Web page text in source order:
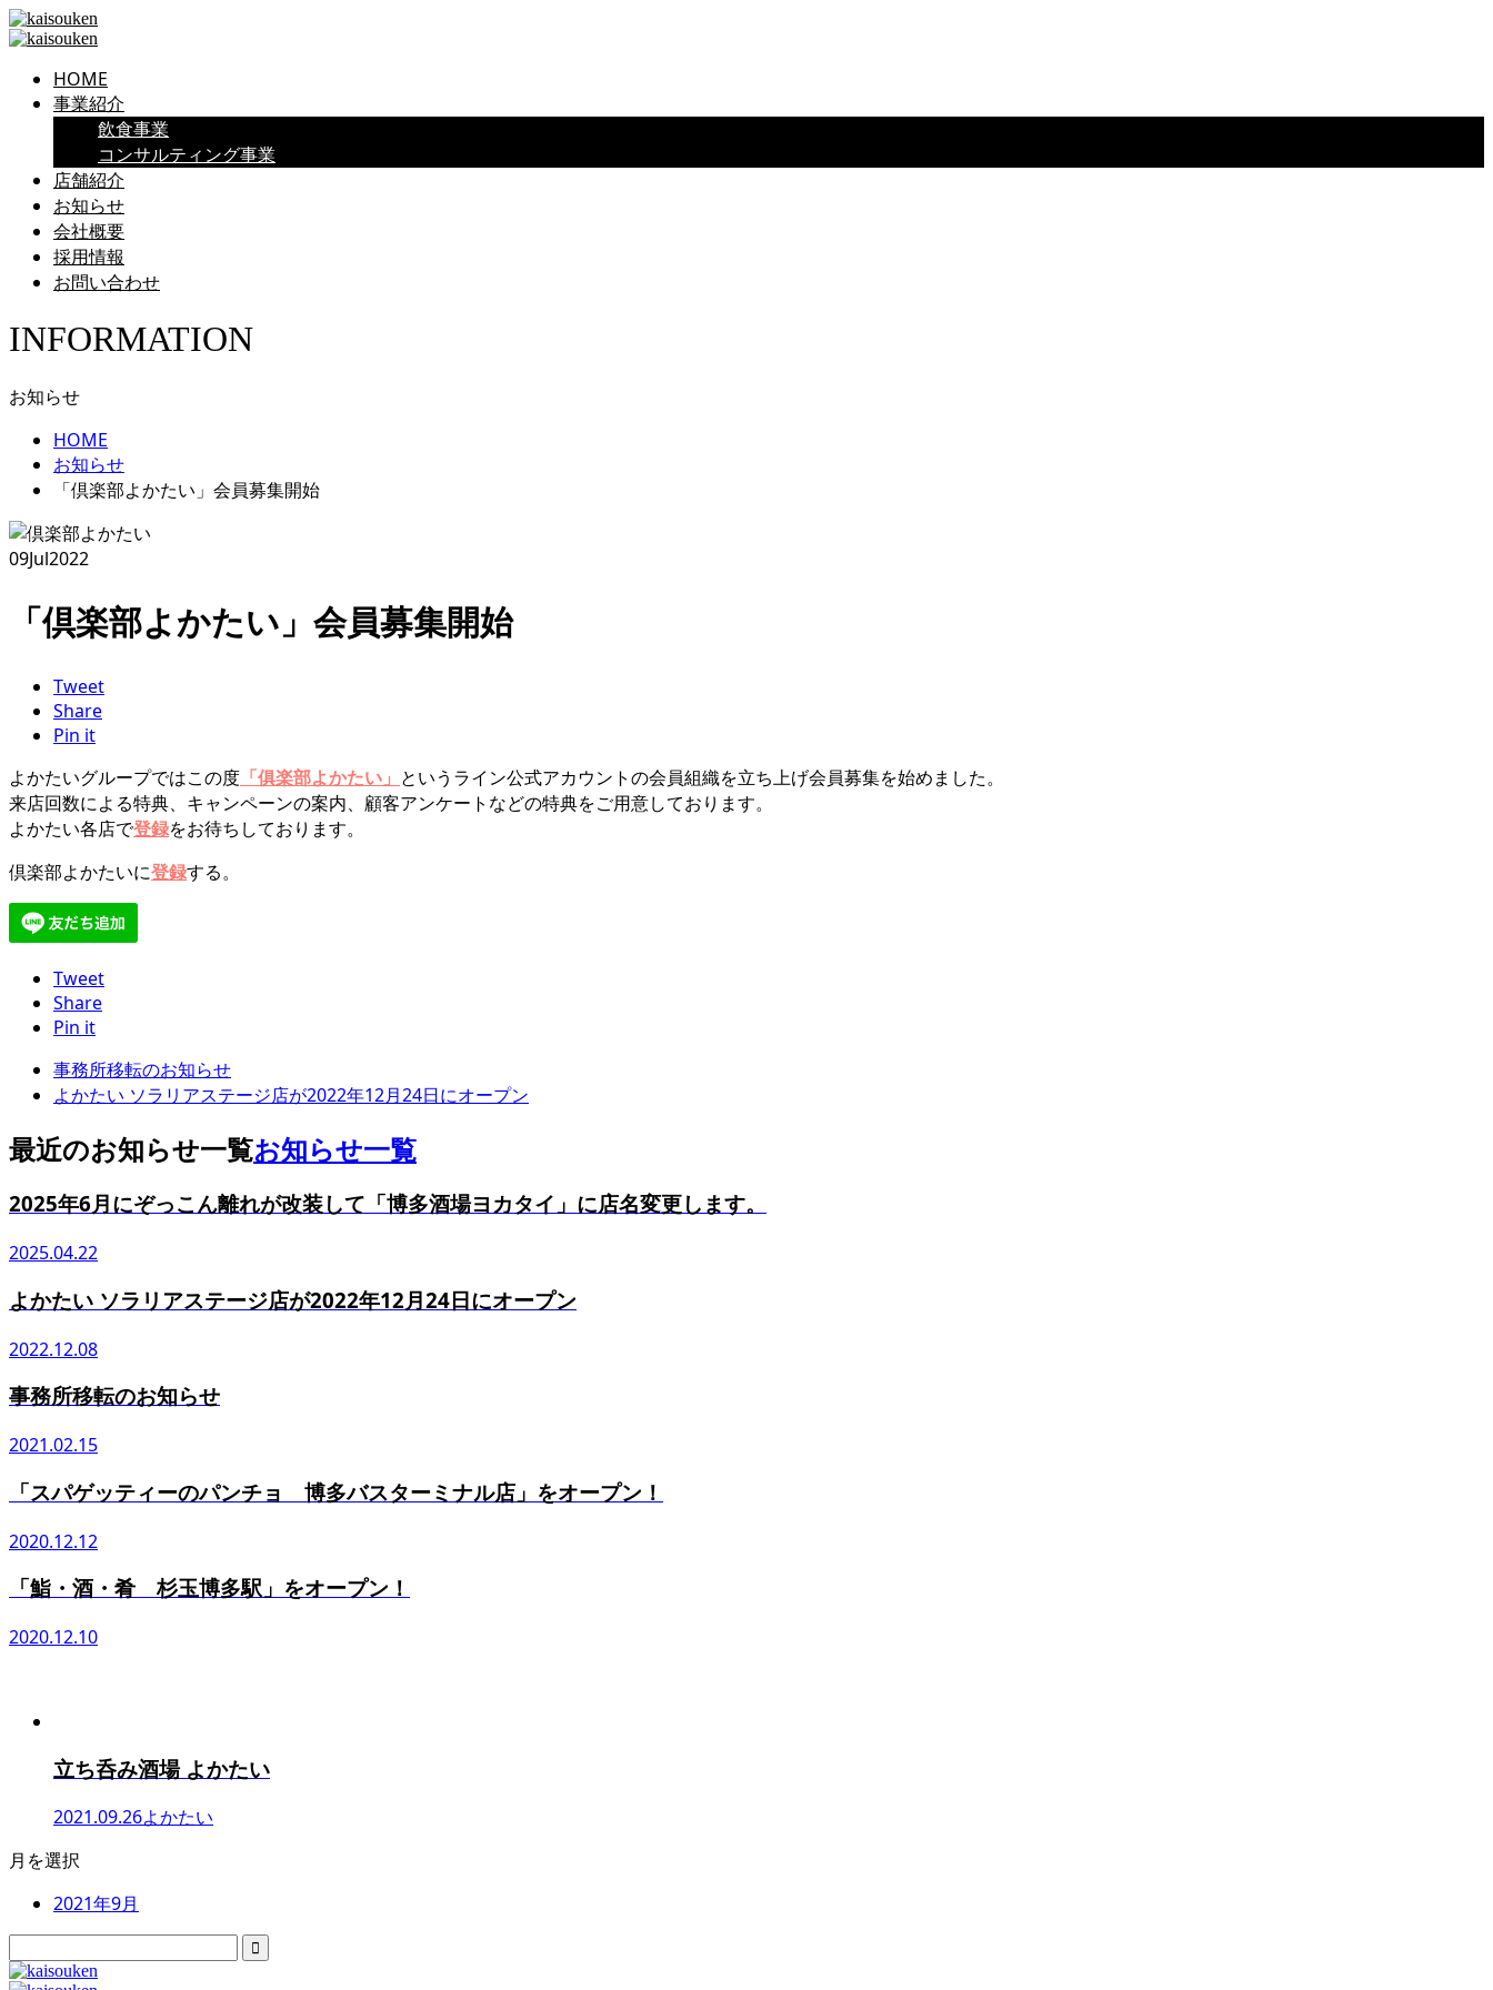
HOME
事業紹介
飲食事業
コンサルティング事業
店舗紹介
お知らせ
会社概要
採用情報
お問い合わせ
INFORMATION
お知らせ
HOME
お知らせ
「倶楽部よかたい」会員募集開始
09Jul2022
「倶楽部よかたい」会員募集開始
Tweet
Share
Pin it
よかたいグループではこの度 「俱楽部よかたい」 というライン公式アカウントの会員組織を立ち上げ会員募集を始めました。
来店回数による特典、キャンペーンの案内、顧客アンケートなどの特典をご用意しております。
よかたい各店で登録をお待ちしております。
倶楽部よかたいに登録する。
Tweet
Share
Pin it
事務所移転のお知らせ
よかたい ソラリアステージ店が2022年12月24日にオープン
最近のお知らせ一覧お知らせ一覧
2025年6月にぞっこん離れが改装して「博多酒場ヨカタイ」に店名変更します。
2025.04.22
よかたい ソラリアステージ店が2022年12月24日にオープン
2022.12.08
事務所移転のお知らせ
2021.02.15
「スパゲッティーのパンチョ 博多バスターミナル店」をオープン！
2020.12.12
「鮨・酒・肴 杉玉博多駅」をオープン！
2020.12.10
立ち呑み酒場 よかたい
2021.09.26よかたい
月を選択
2021年9月